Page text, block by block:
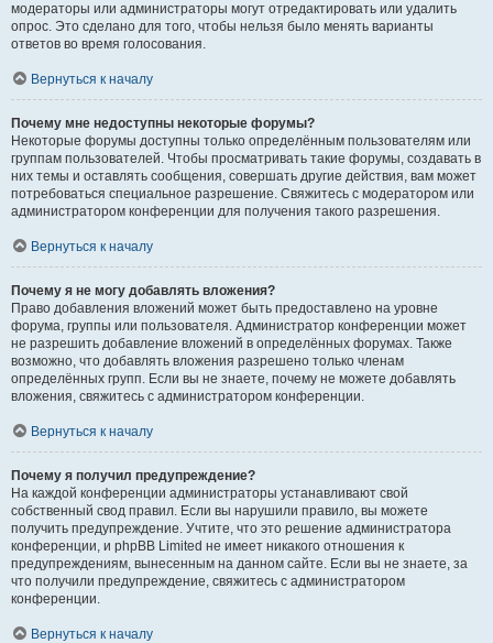
модераторы или администраторы могут отредактировать или удалить
опрос. Это сделано для того, чтобы нельзя было менять варианты
ответов во время голосования.
Вернуться к началу
Почему мне недоступны некоторые форумы?
Некоторые форумы доступны только определённым пользователям или
группам пользователей. Чтобы просматривать такие форумы, создавать в
них темы и оставлять сообщения, совершать другие действия, вам может
потребоваться специальное разрешение. Свяжитесь с модератором или
администратором конференции для получения такого разрешения.
Вернуться к началу
Почему я не могу добавлять вложения?
Право добавления вложений может быть предоставлено на уровне
форума, группы или пользователя. Администратор конференции может
не разрешить добавление вложений в определённых форумах. Также
возможно, что добавлять вложения разрешено только членам
определённых групп. Если вы не знаете, почему не можете добавлять
вложения, свяжитесь с администратором конференции.
Вернуться к началу
Почему я получил предупреждение?
На каждой конференции администраторы устанавливают свой
собственный свод правил. Если вы нарушили правило, вы можете
получить предупреждение. Учтите, что это решение администратора
конференции, и phpBB Limited не имеет никакого отношения к
предупреждениям, вынесенным на данном сайте. Если вы не знаете, за
что получили предупреждение, свяжитесь с администратором
конференции.
Вернуться к началу